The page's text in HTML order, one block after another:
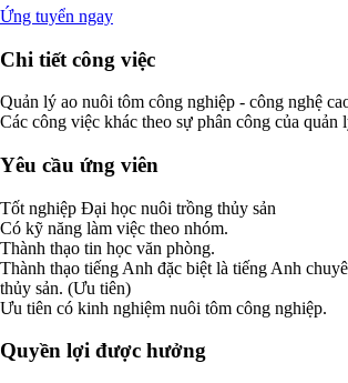
Ứng tuyển ngay
Chi tiết công việc
Quản lý ao nuôi tôm công nghiệp - công nghệ
Các công việc khác theo sự phân công của quản
Yêu cầu ứng viên
Tốt nghiệp Đại học nuôi trồng thủy sản
Có kỹ năng làm việc theo nhóm.
Thành thạo tin học văn phòng.
Thành thạo tiếng Anh đặc biệt là tiếng Anh
thủy sản. (Ưu tiên)
Ưu tiên có kinh nghiệm nuôi tôm công nghiệp.
Quyền lợi được hưởng